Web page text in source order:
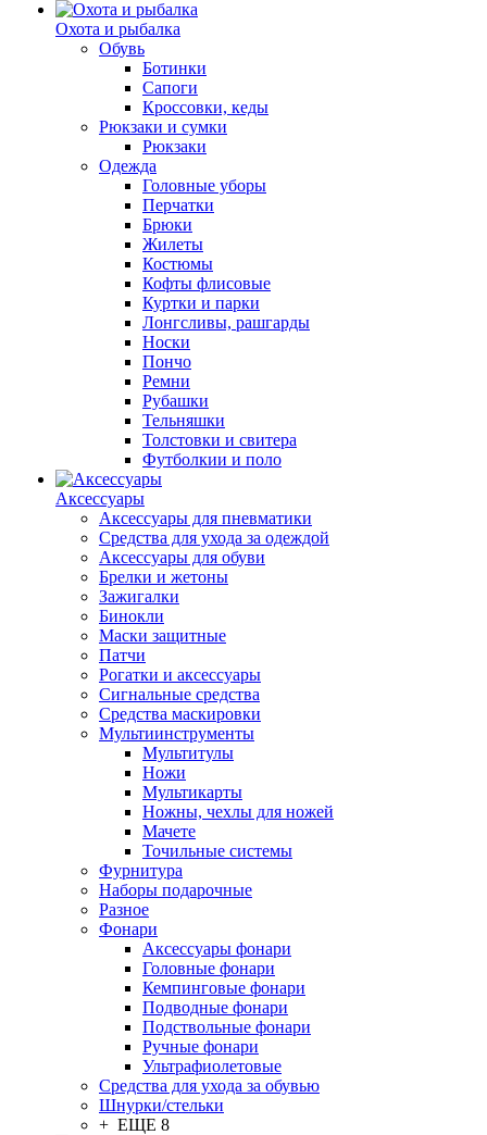
Охота и рыбалка
Обувь
Ботинки
Сапоги
Кроссовки, кеды
Рюкзаки и сумки
Рюкзаки
Одежда
Головные уборы
Перчатки
Брюки
Жилеты
Костюмы
Кофты флисовые
Куртки и парки
Лонгсливы, рашгарды
Носки
Пончо
Ремни
Рубашки
Тельняшки
Толстовки и свитера
Футболкии и поло
Аксессуары
Аксессуары для пневматики
Средства для ухода за одеждой
Аксессуары для обуви
Брелки и жетоны
Зажигалки
Бинокли
Маски защитные
Патчи
Рогатки и аксессуары
Сигнальные средства
Средства маскировки
Мультиинструменты
Мультитулы
Ножи
Мультикарты
Ножны, чехлы для ножей
Мачете
Точильные системы
Фурнитура
Наборы подарочные
Разное
Фонари
Аксессуары фонари
Головные фонари
Кемпинговые фонари
Подводные фонари
Подствольные фонари
Ручные фонари
Ультрафиолетовые
Средства для ухода за обувью
Шнурки/стельки
+ ЕЩЕ 8